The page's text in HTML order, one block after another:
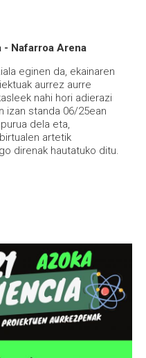
- Nafarroa Arena
eginen da, ekainaren
aurrez aurre
nahi hori adierazi
izan standa 06/25ean
dela eta,
artetik
direnak hautatuko ditu.